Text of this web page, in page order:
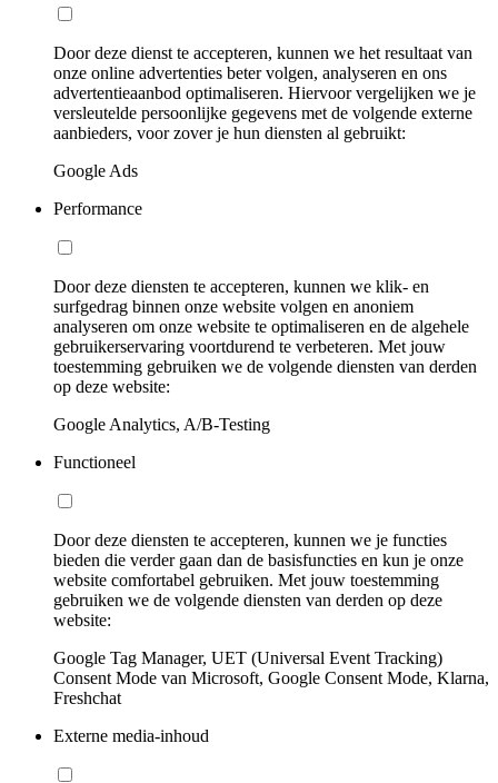
Door deze dienst te accepteren, kunnen we het resultaat van
onze online advertenties beter volgen, analyseren en ons
advertentieaanbod optimaliseren. Hiervoor vergelijken we je
versleutelde persoonlijke gegevens met de volgende externe
aanbieders, voor zover je hun diensten al gebruikt:
Google Ads
Performance
Door deze diensten te accepteren, kunnen we klik- en
surfgedrag binnen onze website volgen en anoniem
analyseren om onze website te optimaliseren en de algehele
gebruikerservaring voortdurend te verbeteren. Met jouw
toestemming gebruiken we de volgende diensten van derden
op deze website:
Google Analytics, A/B-Testing
Functioneel
Door deze diensten te accepteren, kunnen we je functies
bieden die verder gaan dan de basisfuncties en kun je onze
website comfortabel gebruiken. Met jouw toestemming
gebruiken we de volgende diensten van derden op deze
website:
Google Tag Manager, UET (Universal Event Tracking)
Consent Mode van Microsoft, Google Consent Mode, Klarna,
Freshchat
Externe media-inhoud